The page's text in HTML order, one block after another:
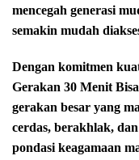
mencegah generasi
semakin mudah
Dengan komitmen
Gerakan 30 Menit
gerakan besar yang
cerdas, berakhlak,
pondasi keagamaan